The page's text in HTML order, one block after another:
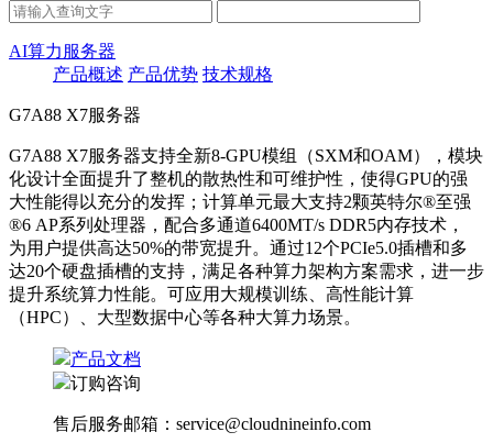
AI算力服务器
产品概述 产品优势 技术规格
G7A88 X7服务器
G7A88 X7服务器支持全新8-GPU模组（SXM和OAM），模块
化设计全面提升了整机的散热性和可维护性，使得GPU的强
大性能得以充分的发挥；计算单元最大支持2颗英特尔®至强
®6 AP系列处理器，配合多通道6400MT/s DDR5内存技术，
为用户提供高达50%的带宽提升。通过12个PCIe5.0插槽和多
达20个硬盘插槽的支持，满足各种算力架构方案需求，进一步
提升系统算力性能。可应用大规模训练、高性能计算
（HPC）、大型数据中心等各种大算力场景。
产品文档
订购咨询
售后服务邮箱：service@cloudnineinfo.com